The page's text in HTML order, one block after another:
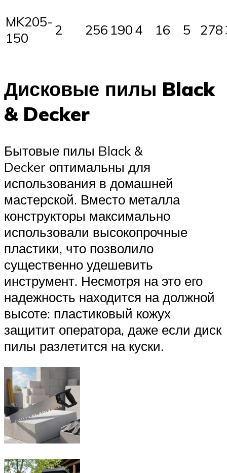
MK205-
150
2 256 1904 16 5 278
Дисковые пилы Black
& Decker
Бытовые пилы Black &
Decker оптимальны для
использования в домашней
мастерской. Вместо металла
конструкторы максимально
использовали высокопрочные
пластики, что позволило
существенно удешевить
инструмент. Несмотря на это его
надежность находится на должной
высоте: пластиковый кожух
защитит оператора, даже если диск
пилы разлетится на куски.